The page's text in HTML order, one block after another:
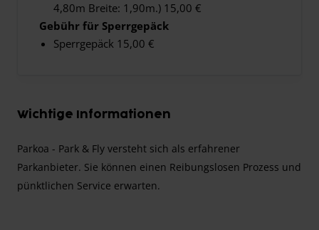
4,80m Breite: 1,90m.) 15,00 €
Gebühr für Sperrgepäck
Sperrgepäck 15,00 €
Wichtige Informationen
Parkoa - Park & Fly versteht sich als erfahrener
Parkanbieter. Sie können einen Reibungslosen Prozess und
pünktlichen Service erwarten.